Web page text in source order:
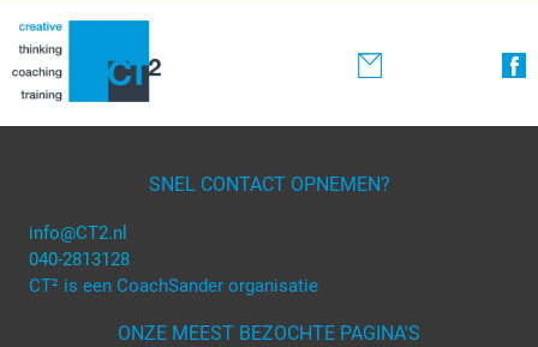
SNEL CONTACT OPNEMEN?
info@CT2.nl
040-2813128
CT² is een CoachSander organisatie
ONZE MEEST BEZOCHTE PAGINA'S